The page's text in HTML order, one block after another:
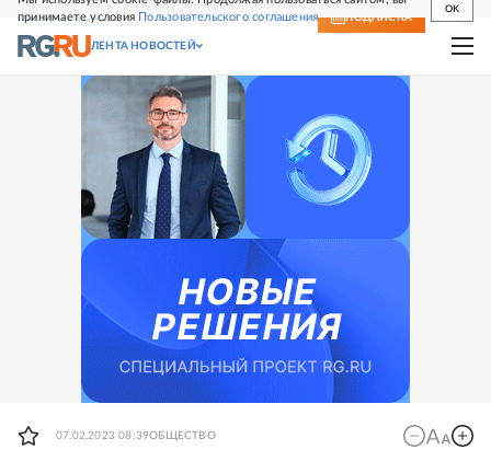
принимаете условия Пользовательского соглашения
OK
СВЕЖИЙ НОМЕР ПОДПИСКА
ЛЕНТА НОВОСТЕЙ
07.02.2023 08:39ОБЩЕСТВО